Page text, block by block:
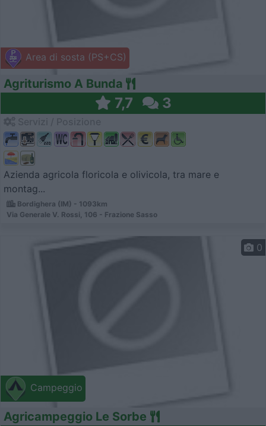
Area di sosta (PS+CS)
Agriturismo A Bunda
7,7 3
Azienda agricola floricola e olivicola, tra mare e
montag...
Bordighera (IM) - 1093km
Via Generale V. Rossi, 106 - Frazione Sasso
Campeggio
0
Agricampeggio Le Sorbe